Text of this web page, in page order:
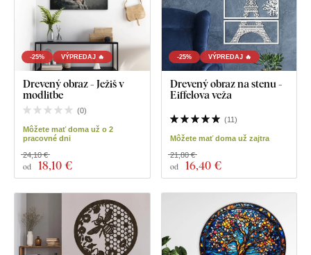
-25% VÝPREDAJ 🔥
Drevený obraz - Ježiš v
modlitbe
(0)
Môžete mať doma už o 2
pracovné dni
od 18,10 €
24,10 €
-25% VÝPREDAJ 🔥
Drevený obraz na stenu -
Eiffelova veža
(11)
Môžete mať doma už zajtra
od 16,40 €
21,80 €